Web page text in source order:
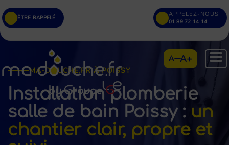
ÊTRE RAPPELÉ APPELEZ-NOUS
01 89 72 14 14
A A+
MA-DOUCHE.FR À POISSY
Installation plomberie
salle de bain Poissy: un
chantier clair, propre et